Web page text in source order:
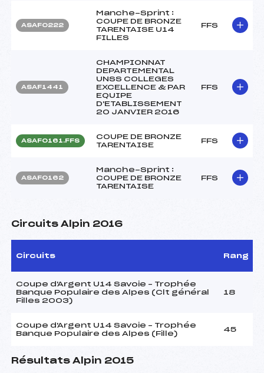
ASAF0222
Manche-Sprint :
COUPE DE BRONZE
TARENTAISE U14
FILLES
FFS
ASAF1441
CHAMPIONNAT
DEPARTEMENTAL
UNSS COLLEGES
EXCELLENCE & PAR
EQUIPE
D'ETABLISSEMENT
20 JANVIER 2016
FFS
ASAF0161.FFS
COUPE DE BRONZE
TARENTAISE
FFS
ASAF0162
Manche-Sprint :
COUPE DE BRONZE
TARENTAISE
FFS
Circuits Alpin 2016
Circuits Rang
Coupe d'Argent U14 Savoie – Trophée
Banque Populaire des Alpes (Clt général
Filles 2003)
18
Coupe d'Argent U14 Savoie – Trophée
Banque Populaire des Alpes (Fille)
45
Résultats Alpin 2015